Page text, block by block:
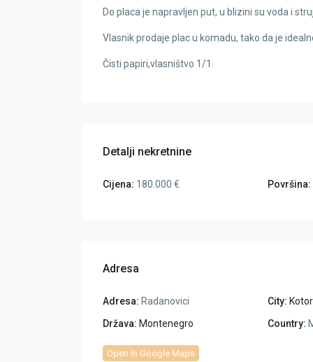
Do placa je napravljen put, u blizini su voda i
Vlasnik prodaje plac u komadu, tako da je
Čisti papiri,vlasništvo 1/1.
Detalji nekretnine
Cijena: 180.000 € Površina:
Adresa
Adresa: Radanovici City: Kotor
Država: Montenegro Country:
Open In Google Maps